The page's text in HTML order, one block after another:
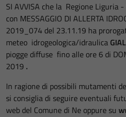
SI AVVISA che la Regione Liguria
con MESSAGGIO DI ALLERTA
2019_074 del 23.11.19 ha
meteo idrogeologica/idraulica
piogge diffuse fino alle ore 6 di
2019 .
In ragione di possibili mutamenti
si consiglia di seguire eventuali
web del Comune di Ne oppure su